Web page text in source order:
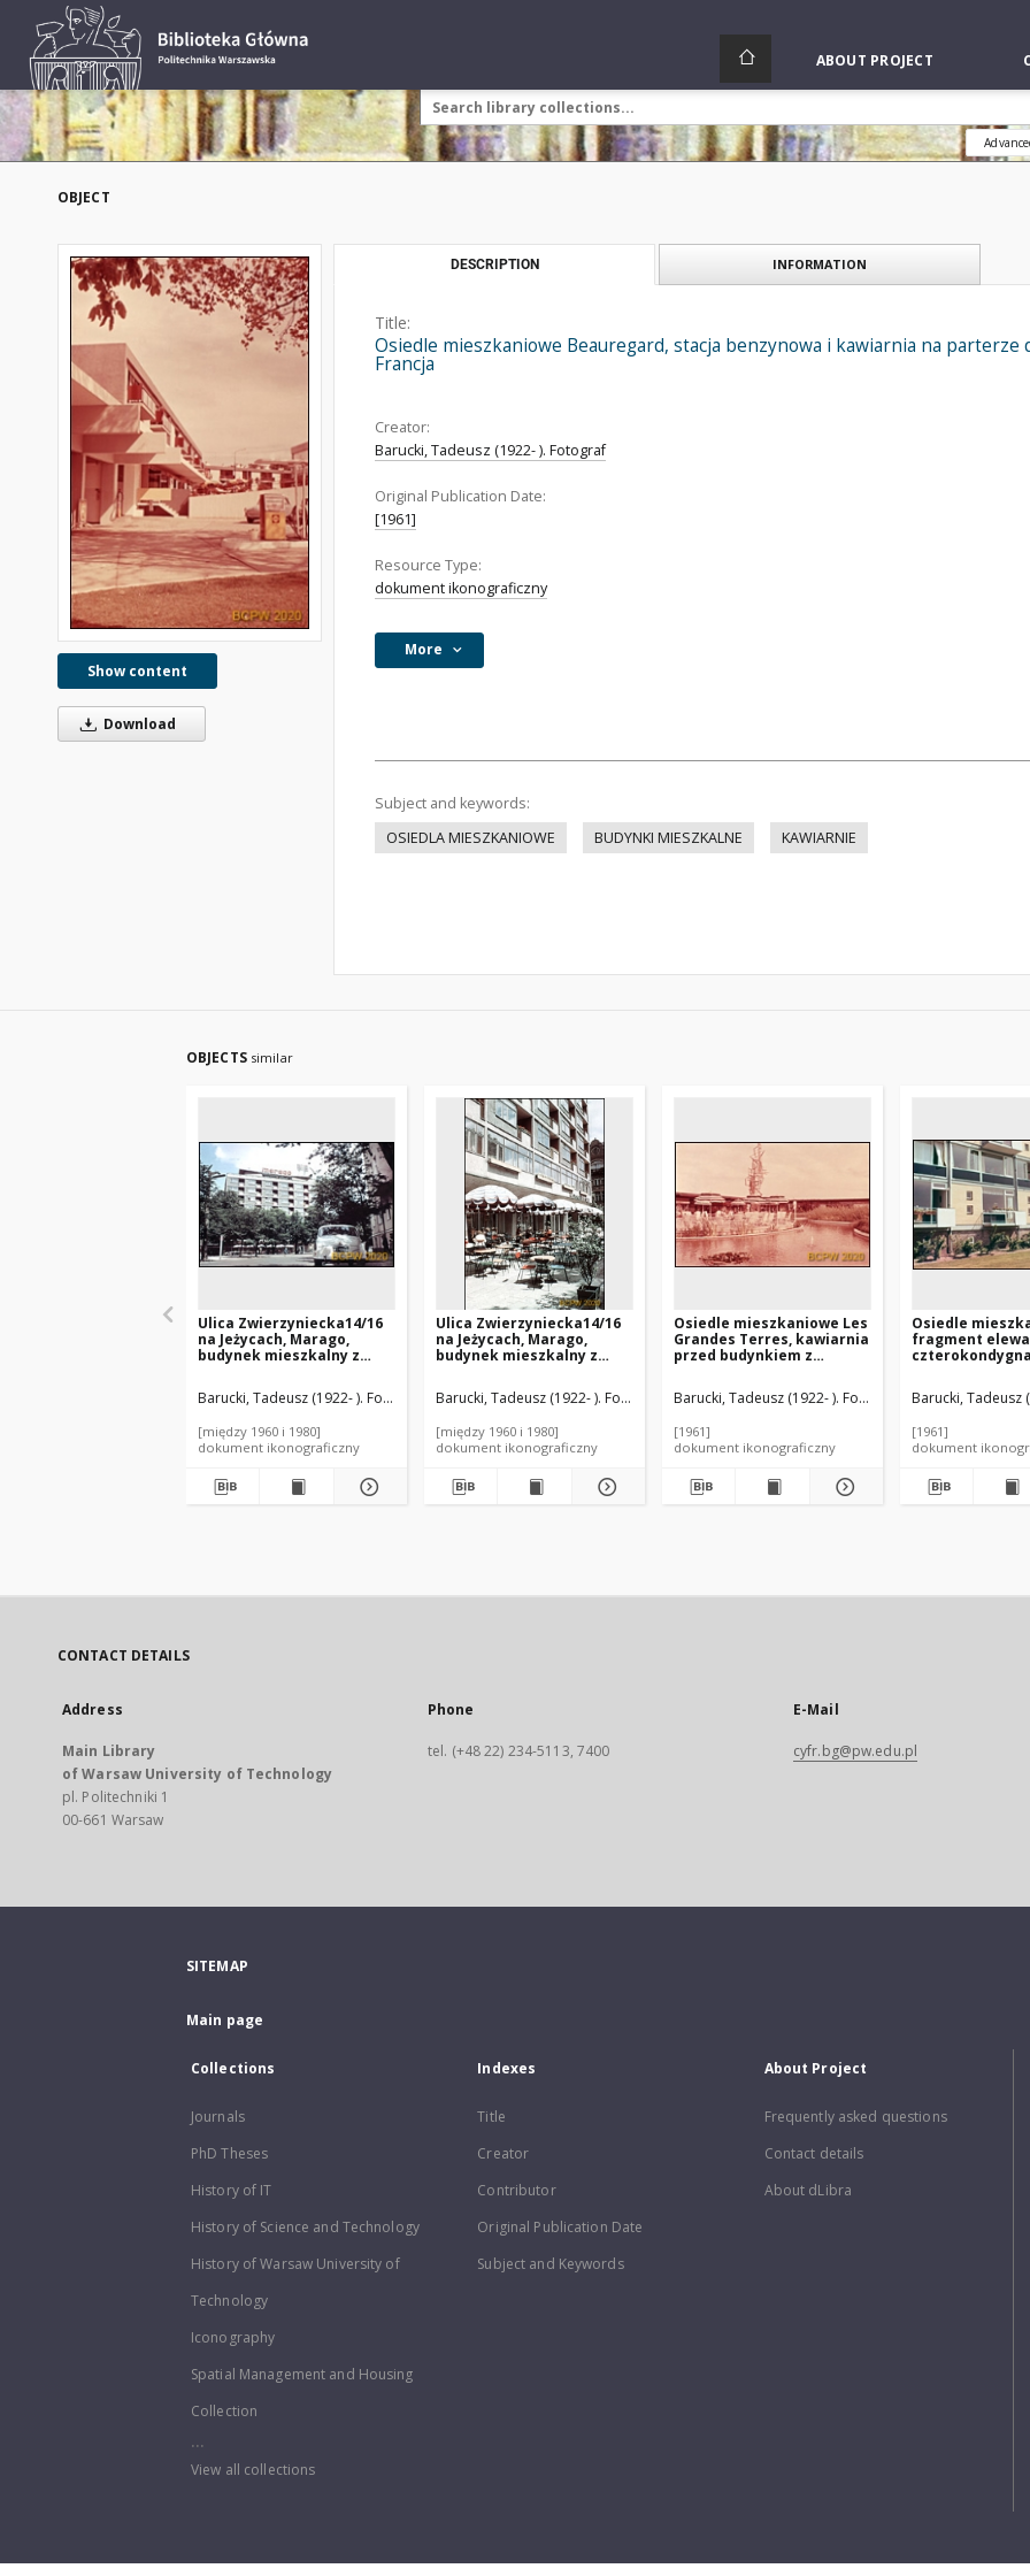
ABOUT PROJECT
OBJECT
Show content
Download
DESCRIPTION INFORMATION
Title:
Osiedle mieszkaniowe Beauregard, stacja benzynowa i kawiarnia na
Francja
Creator:
Barucki, Tadeusz (1922- ). Fotograf
Original Publication Date:
[1961]
Resource Type:
dokument ikonograficzny
More
Subject and keywords:
OSIEDLA MIESZKANIOWE
BUDYNKI MIESZKALNE KAWIARNIE
OBJECTS similar
Ulica Zwierzyniecka14/16
na Jeżycach, Marago,
budynek mieszkalny z
handlowo-usługową,
Poznań
Barucki, Tadeusz (1922- ). Fotograf
[między 1960 i 1980]
dokument ikonograficzny
Ulica Zwierzyniecka14/16
na Jeżycach, Marago,
budynek mieszkalny z
handlowo-usługową,
kawiarnia, Poznań
Barucki, Tadeusz (1922- ). Fotograf
[między 1960 i 1980]
dokument ikonograficzny
Osiedle mieszkaniowe Les
Grandes Terres, kawiarnia
przed budynkiem z
usługowymi, otoczona
fontanną, Paryż-Marly-le-
Barucki, Tadeusz (1922- ). Fotograf Lods, Marcel
[1961]
dokument ikonograficzny
Osiedle
fragment
Hilversum,
Barucki, Tadeusz
[1961]
dokument
CONTACT DETAILS
Address
Main Library
of Warsaw University of Technology
pl. Politechniki 1
00-661 Warsaw
Phone
tel. (+48 22) 234-5113, 7400
E-Mail
cyfr.bg@pw.edu.pl
SITEMAP
Main page
Collections
Journals
PhD Theses
History of IT
History of Science and Technology
History of Warsaw University of
Technology
Iconography
Spatial Management and Housing
Collection
...
View all collections
Indexes
Title
Creator
Contributor
Original Publication Date
Subject and Keywords
About Project
Frequently asked questions
Contact details
About dLibra